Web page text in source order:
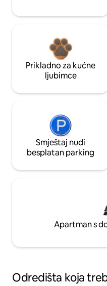
Prikladno za kućne
ljubimce
Smještaj nudi
besplatan parking
Apartman s
Odredišta koja